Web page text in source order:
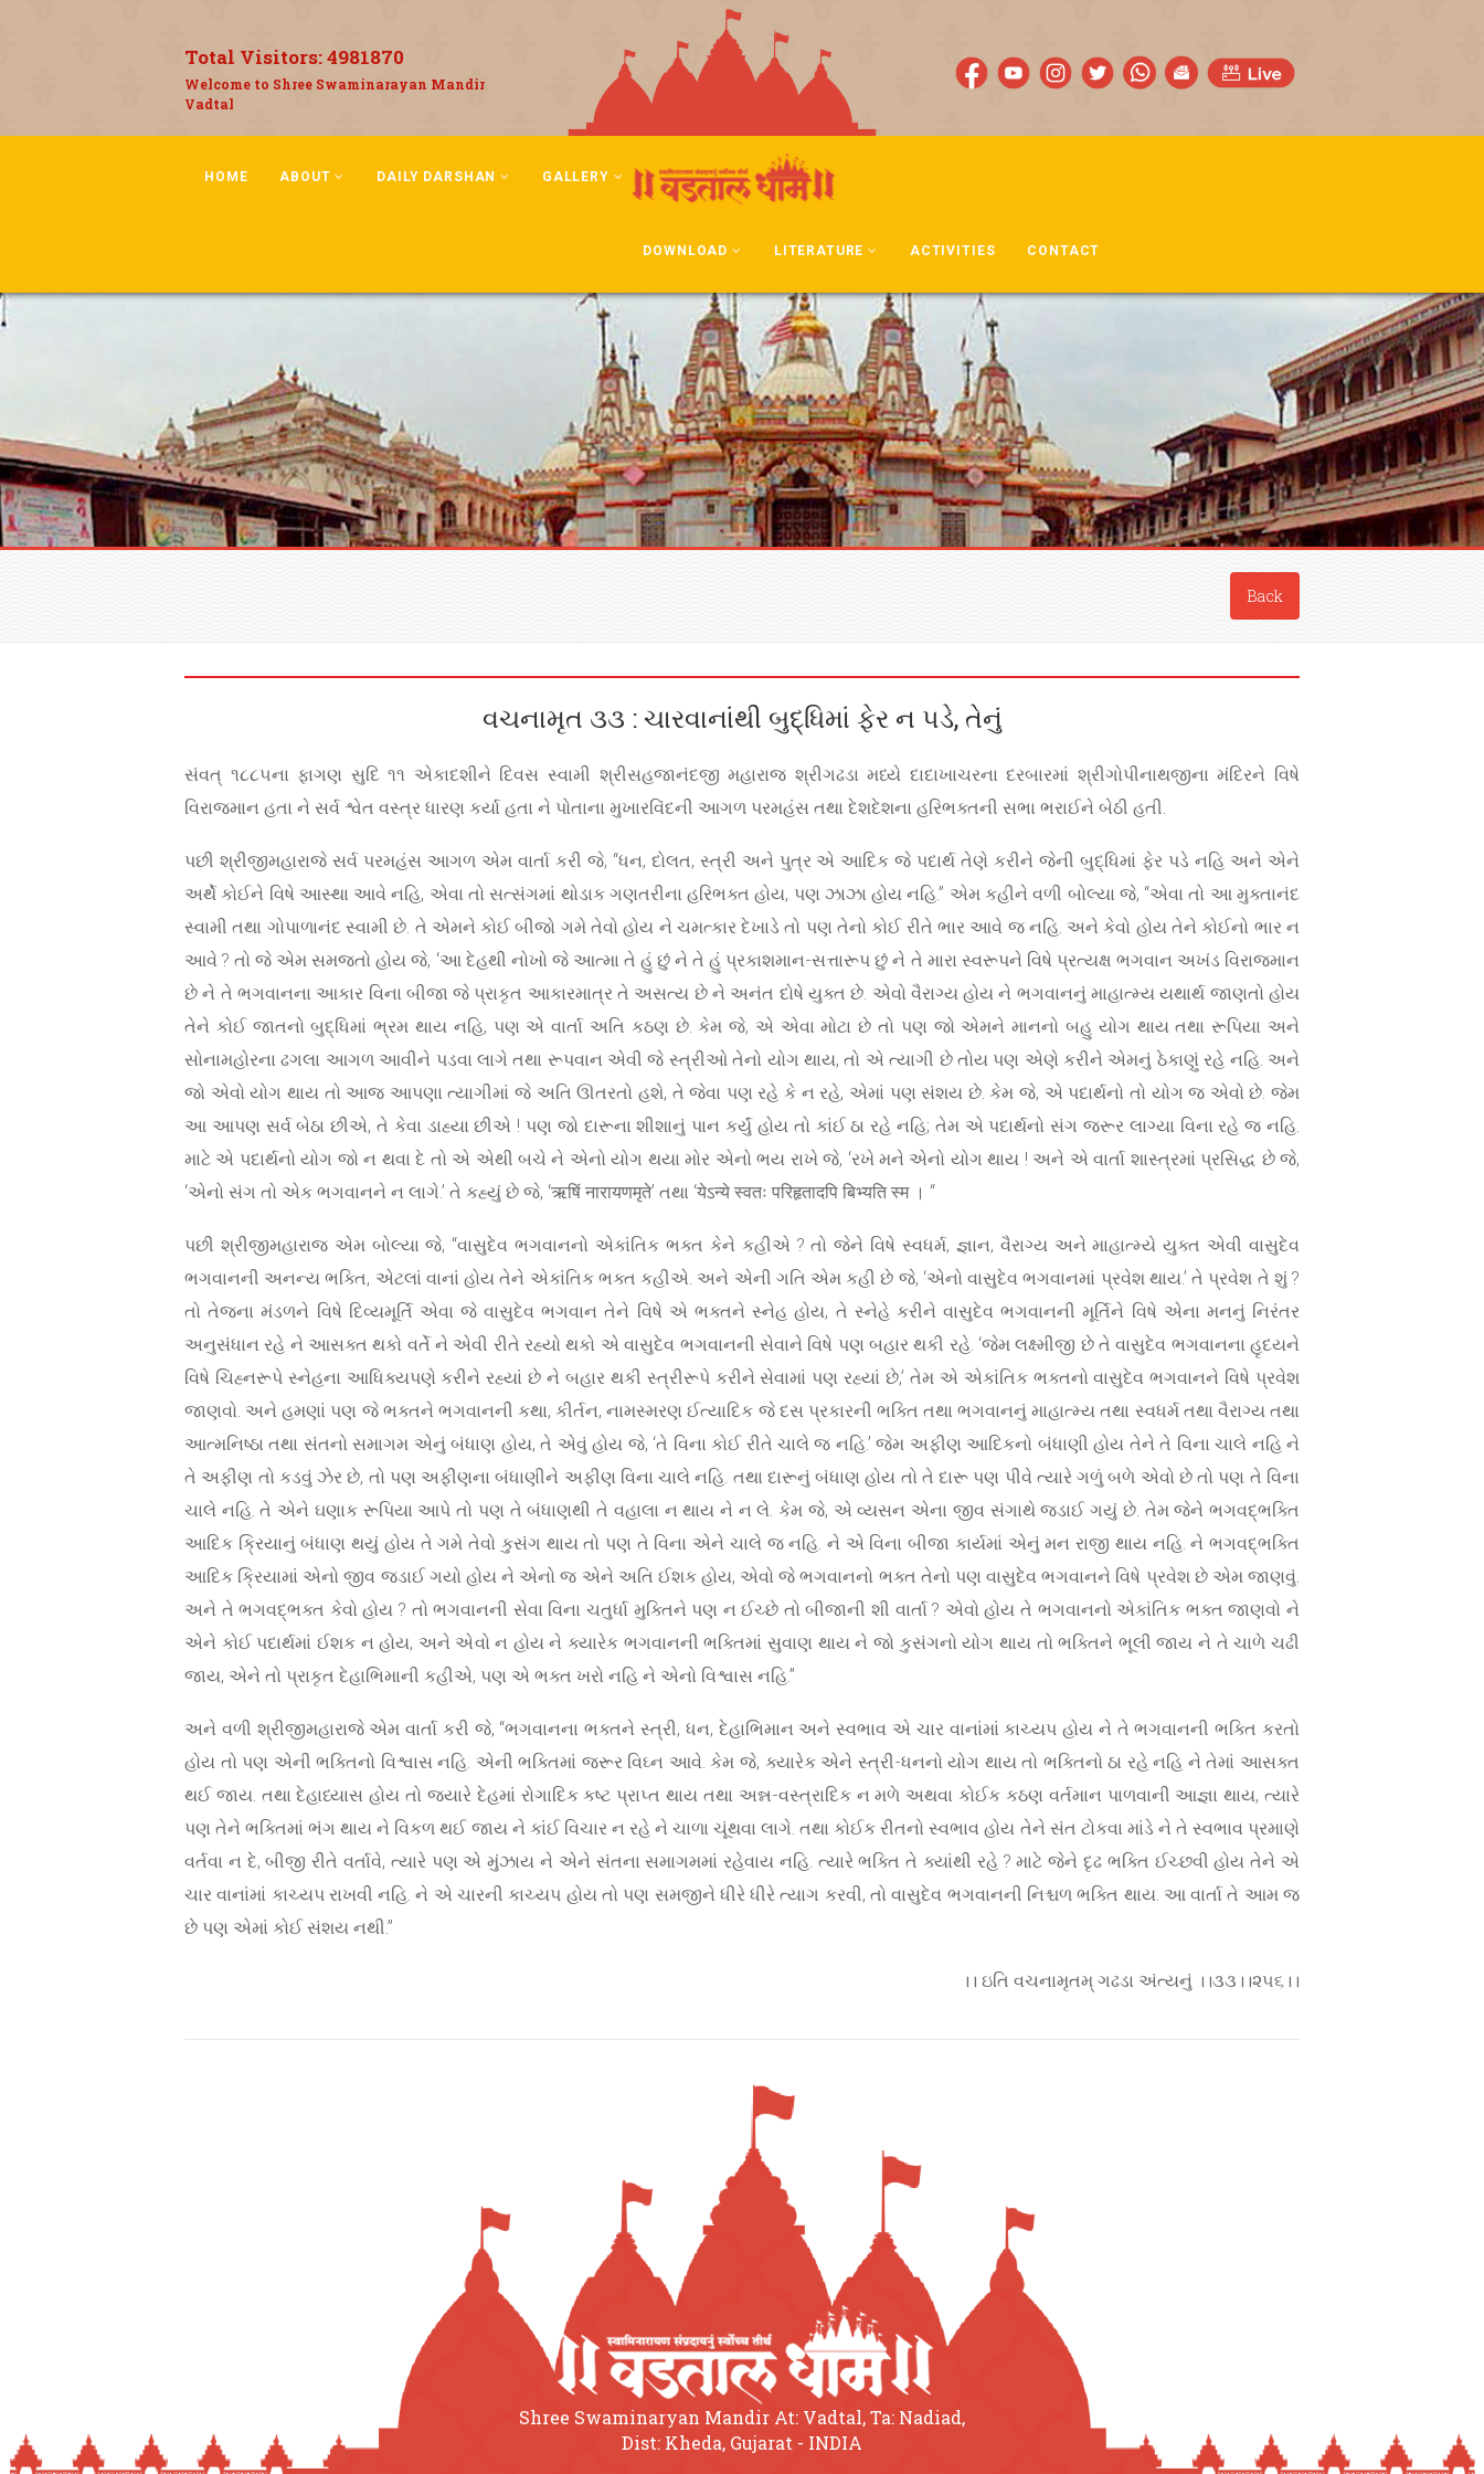
Total Visitors:4981870
Welcome to Shree Swaminarayan Mandir
Vadtal
HOME ABOUT DAILY DARSHAN GALLERY
DOWNLOAD LITERATURE ACTIVITIES CONTACT
Back
વચનામૃત ૩૩ : ચારવાનાંથી બુદ્ધિમાં ફેર ન પડે, તેનું
સંવત્ ૧૮૮૫ના ફાગણ સુદિ ૧૧ એકાદશીને દિવસ સ્વામી શ્રીસહજાનંદજી મહારાજ શ્રીગઢડા મધ્યે દાદાખાચરના દરબારમાં શ્રીગોપીનાથજીના મંદિરને વિષે
વિરાજમાન હતા ને સર્વ શ્વેત વસ્ત્ર ધારણ કર્યા હતા ને પોતાના મુખારવિંદની આગળ પરમહંસ તથા દેશદેશના હરિભક્તની સભા ભરાઈને બેઠી હતી.
પછી શ્રીજીમહારાજે સર્વ પરમહંસ આગળ એમ વાર્તા કરી જે, “ધન, દોલત, સ્ત્રી અને પુત્ર એ આદિક જે પદાર્થ તેણે કરીને જેની બુદ્ધિમાં ફેર પડે નહિ અને એને
અર્થે કોઈને વિષે આસ્થા આવે નહિ, એવા તો સત્સંગમાં થોડાક ગણતરીના હરિભક્ત હોય, પણ ઝાઝા હોય નહિ.” એમ કહીને વળી બોલ્યા જે, “એવા તો આ મુક્તાનંદ
સ્વામી તથા ગોપાળાનંદ સ્વામી છે. તે એમને કોઈ બીજો ગમે તેવો હોય ને ચમત્કાર દેખાડે તો પણ તેનો કોઈ રીતે ભાર આવે જ નહિ. અને કેવો હોય તેને કોઈનો ભાર ન
આવે ? તો જે એમ સમજતો હોય જે, ‘આ દેહથી નોખો જે આત્મા તે હું છું ને તે હું પ્રકાશમાન-સત્તારૂપ છું ને તે મારા સ્વરૂપને વિષે પ્રત્યક્ષ ભગવાન અખંડ વિરાજમાન
છે ને તે ભગવાનના આકાર વિના બીજા જે પ્રાકૃત આકારમાત્ર તે અસત્ય છે ને અનંત દોષે યુક્ત છે. એવો વૈરાગ્ય હોય ને ભગવાનનું માહાત્મ્ય યથાર્થ જાણતો હોય
તેને કોઈ જાતનો બુદ્ધિમાં ભ્રમ થાય નહિ, પણ એ વાર્તા અતિ કઠણ છે. કેમ જે, એ એવા મોટા છે તો પણ જો એમને માનનો બહુ યોગ થાય તથા રૂપિયા અને
સોનામહોરના ઢગલા આગળ આવીને પડવા લાગે તથા રૂપવાન એવી જે સ્ત્રીઓ તેનો યોગ થાય, તો એ ત્યાગી છે તોય પણ એણે કરીને એમનું ઠેકાણું રહે નહિ. અને
જો એવો યોગ થાય તો આજ આપણા ત્યાગીમાં જે અતિ ઊતરતો હશે, તે જેવા પણ રહે કે ન રહે, એમાં પણ સંશય છે. કેમ જે, એ પદાર્થનો તો યોગ જ એવો છે. જેમ
આ આપણ સર્વ બેઠા છીએ, તે કેવા ડાહ્યા છીએ ! પણ જો દારૂના શીશાનું પાન કર્યું હોય તો કાંઈ ઠા રહે નહિ; તેમ એ પદાર્થનો સંગ જરૂર લાગ્યા વિના રહે જ નહિ.
માટે એ પદાર્થનો યોગ જો ન થવા દે તો એ એથી બચે ને એનો યોગ થયા મોર એનો ભય રાખે જે, ‘રખે મને એનો યોગ થાય ! અને એ વાર્તા શાસ્ત્રમાં પ્રસિદ્ધ છે જે,
‘એનો સંગ તો એક ભગવાનને ન લાગે.’ તે કહ્યું છે જે, ‘ऋषिं नारायणमृते’ તથા ‘येऽन्ये स्वतः परिहृतादपि बिभ्यति स्म । “
પછી શ્રીજીમહારાજ એમ બોલ્યા જે, “વાસુદેવ ભગવાનનો એકાંતિક ભક્ત કેને કહીએ ? તો જેને વિષે સ્વધર્મ, જ્ઞાન, વૈરાગ્ય અને માહાત્મ્યે યુક્ત એવી વાસુદેવ
ભગવાનની અનન્ય ભક્તિ, એટલાં વાનાં હોય તેને એકાંતિક ભક્ત કહીએ. અને એની ગતિ એમ કહી છે જે, ‘એનો વાસુદેવ ભગવાનમાં પ્રવેશ થાય.’ તે પ્રવેશ તે શું ?
તો તેજના મંડળને વિષે દિવ્યમૂર્તિ એવા જે વાસુદેવ ભગવાન તેને વિષે એ ભક્તને સ્નેહ હોય, તે સ્નેહે કરીને વાસુદેવ ભગવાનની મૂર્તિને વિષે એના મનનું નિરંતર
અનુસંધાન રહે ને આસક્ત થકો વર્તે ને એવી રીતે રહ્યો થકો એ વાસુદેવ ભગવાનની સેવાને વિષે પણ બહાર થકી રહે. ‘જેમ લક્ષ્મીજી છે તે વાસુદેવ ભગવાનના હૃદયને
વિષે ચિહ્નરૂપે સ્નેહના આધિક્યપણે કરીને રહ્યાં છે ને બહાર થકી સ્ત્રીરૂપે કરીને સેવામાં પણ રહ્યાં છે,’ તેમ એ એકાંતિક ભક્તનો વાસુદેવ ભગવાનને વિષે પ્રવેશ
જાણવો. અને હમણાં પણ જે ભક્તને ભગવાનની કથા, કીર્તન, નામસ્મરણ ઈત્યાદિક જે દસ પ્રકારની ભક્તિ તથા ભગવાનનું માહાત્મ્ય તથા સ્વધર્મ તથા વૈરાગ્ય તથા
આત્મનિષ્ઠા તથા સંતનો સમાગમ એનું બંધાણ હોય, તે એવું હોય જે, ‘તે વિના કોઈ રીતે ચાલે જ નહિ.’ જેમ અફીણ આદિકનો બંધાણી હોય તેને તે વિના ચાલે નહિ ને
તે અફીણ તો કડવું ઝેર છે, તો પણ અફીણના બંધાણીને અફીણ વિના ચાલે નહિ. તથા દારૂનું બંધાણ હોય તો તે દારૂ પણ પીવે ત્યારે ગળું બળે એવો છે તો પણ તે વિના
ચાલે નહિ. તે એને ઘણાક રૂપિયા આપે તો પણ તે બંધાણથી તે વહાલા ન થાય ને ન લે. કેમ જે, એ વ્યસન એના જીવ સંગાથે જડાઈ ગયું છે. તેમ જેને ભગવદ્‌ભક્તિ
આદિક ક્રિયાનું બંધાણ થયું હોય તે ગમે તેવો કુસંગ થાય તો પણ તે વિના એને ચાલે જ નહિ. ને એ વિના બીજા કાર્યમાં એનું મન રાજી થાય નહિ. ને ભગવદ્‌ભક્તિ
આદિક ક્રિયામાં એનો જીવ જડાઈ ગયો હોય ને એનો જ એને અતિ ઈશક હોય, એવો જે ભગવાનનો ભક્ત તેનો પણ વાસુદેવ ભગવાનને વિષે પ્રવેશ છે એમ જાણવું.
અને તે ભગવદ્‌ભક્ત કેવો હોય ? તો ભગવાનની સેવા વિના ચતુર્ધા મુક્તિને પણ ન ઈચ્છે તો બીજાની શી વાર્તા ? એવો હોય તે ભગવાનનો એકાંતિક ભક્ત જાણવો ને
એને કોઈ પદાર્થમાં ઈશક ન હોય, અને એવો ન હોય ને ક્યારેક ભગવાનની ભક્તિમાં સુવાણ થાય ને જો કુસંગનો યોગ થાય તો ભક્તિને ભૂલી જાય ને તે ચાળે ચઢી
જાય, એને તો પ્રાકૃત દેહાભિમાની કહીએ, પણ એ ભક્ત ખરો નહિ ને એનો વિશ્વાસ નહિ.”
અને વળી શ્રીજીમહારાજે એમ વાર્તા કરી જે, “ભગવાનના ભક્તને સ્ત્રી, ધન, દેહાભિમાન અને સ્વભાવ એ ચાર વાનાંમાં કાચ્યપ હોય ને તે ભગવાનની ભક્તિ કરતો
હોય તો પણ એની ભક્તિનો વિશ્વાસ નહિ. એની ભક્તિમાં જરૂર વિઘ્ન આવે. કેમ જે, ક્યારેક એને સ્ત્રી-ધનનો યોગ થાય તો ભક્તિનો ઠા રહે નહિ ને તેમાં આસક્ત
થઈ જાય. તથા દેહાધ્યાસ હોય તો જ્યારે દેહમાં રોગાદિક કષ્ટ પ્રાપ્ત થાય તથા અન્ન-વસ્ત્રાદિક ન મળે અથવા કોઈક કઠણ વર્તમાન પાળવાની આજ્ઞા થાય, ત્યારે
પણ તેને ભક્તિમાં ભંગ થાય ને વિકળ થઈ જાય ને કાંઈ વિચાર ન રહે ને ચાળા ચૂંથવા લાગે. તથા કોઈક રીતનો સ્વભાવ હોય તેને સંત ટોકવા માંડે ને તે સ્વભાવ પ્રમાણે
વર્તવા ન દે, બીજી રીતે વર્તાવે, ત્યારે પણ એ મુંઝાય ને એને સંતના સમાગમમાં રહેવાય નહિ. ત્યારે ભક્તિ તે ક્યાંથી રહે ? માટે જેને દૃઢ ભક્તિ ઈચ્છવી હોય તેને એ
ચાર વાનાંમાં કાચ્યપ રાખવી નહિ. ને એ ચારની કાચ્યપ હોય તો પણ સમજીને ધીરે ધીરે ત્યાગ કરવી, તો વાસુદેવ ભગવાનની નિશ્ચળ ભક્તિ થાય. આ વાર્તા તે આમ જ
છે પણ એમાં કોઈ સંશય નથી.”
।। ઇતિ વચનામૃતમ્ ગઢડા અંત્યનું ।।૩૩।।૨૫૬।।
Shree Swaminaryan Mandir At: Vadtal, Ta: Nadiad,
Dist: Kheda, Gujarat - INDIA